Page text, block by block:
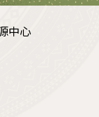
中心